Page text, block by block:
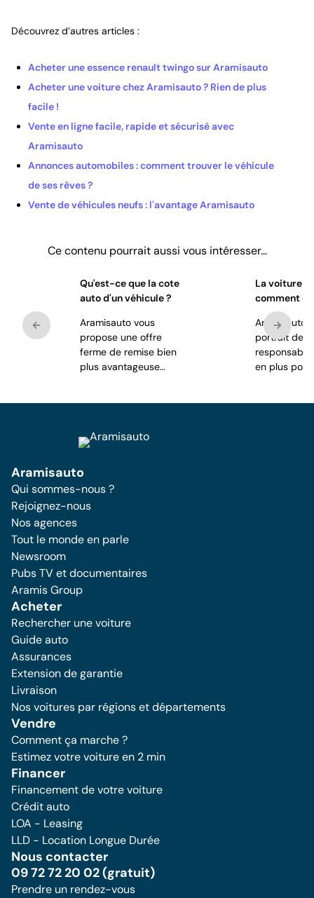
Découvrez d’autres articles :
Acheter une essence renault twingo sur Aramisauto
Acheter une voiture chez Aramisauto ? Rien de plus
facile !
Vente en ligne facile, rapide et sécurisé avec
Aramisauto
Annonces automobiles : comment trouver le véhicule
de ses rêves ?
Vente de véhicules neufs : l'avantage Aramisauto
Ce contenu pourrait aussi vous intéresser...
Qu'est-ce que la cote
auto d'un véhicule ?
Aramisauto vous
propose une offre
ferme de remise bien
plus avantageuse
La voiture
comment
Aramisauto
portrait de
en plus
Aramisauto
Qui sommes-nous ?
Rejoignez-nous
Nos agences
Tout le monde en parle
Newsroom
Pubs TV et documentaires
Aramis Group
Acheter
Rechercher une voiture
Guide auto
Assurances
Extension de garantie
Livraison
Nos voitures par régions et départements
Vendre
Comment ça marche ?
Estimez votre voiture en 2 min
Financer
Financement de votre voiture
Crédit auto
LOA - Leasing
LLD - Location Longue Durée
Nous contacter
09 72 72 20 02 (gratuit)
Prendre un rendez-vous